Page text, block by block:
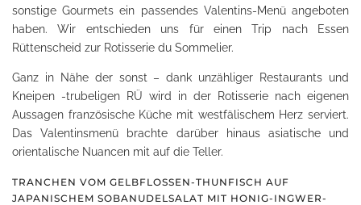
sonstige Gourmets ein passendes Valentins-Menü angeboten
haben. Wir entschieden uns für einen Trip nach Essen
Rüttenscheid zur Rotisserie du Sommelier.
Ganz in Nähe der sonst – dank unzähliger Restaurants und
Kneipen -trubeligen RÜ wird in der Rotisserie nach eigenen
Aussagen französische Küche mit westfälischem Herz serviert.
Das Valentinsmenü brachte darüber hinaus asiatische und
orientalische Nuancen mit auf die Teller.
TRANCHEN VOM GELBFLOSSEN-THUNFISCH AUF
JAPANISCHEM SOBANUDELSALAT MIT HONIG-INGWER-